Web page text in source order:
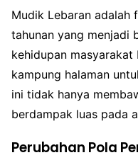
Mudik Lebaran adalah
tahunan yang menjadi
kehidupan
kampung halaman
ini tidak hanya
berdampak luas pada
Perubahan Pola